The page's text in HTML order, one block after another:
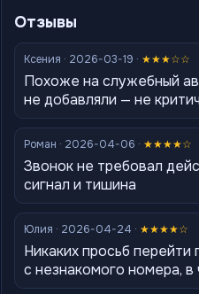
Отзывы
Ксения · 2026-03-19 · ★★★☆☆
Похоже на служебный
не добавляли — не
Роман · 2026-04-06 · ★★★★☆
Звонок не требовал
сигнал и тишина
Юлия · 2026-04-24 · ★★★★☆
Никаких просьб перейти
с незнакомого номера,